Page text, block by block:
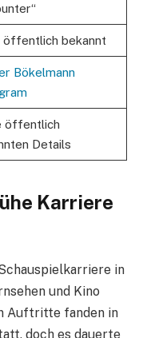
öffentlich bekannt
Bökelmann
öffentlich
Details
Karriere
in
und Kino
Auftritte fanden in
doch es dauerte